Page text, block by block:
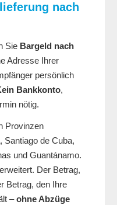
nach
Sie Bargeld nach
Adresse Ihrer
persönlich
Bankkonto,
nötig.
Provinzen
Santiago de Cuba,
und Guantánamo.
Der Betrag,
Betrag, den Ihre
–ohne Abzüge